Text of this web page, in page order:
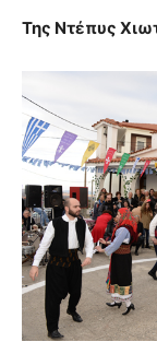
Της Ντέπυς